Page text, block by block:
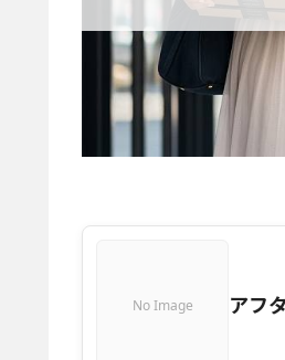
No Image アフ